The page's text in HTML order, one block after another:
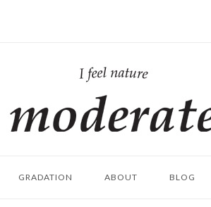
ム
GRADATION ABOUT BLOG